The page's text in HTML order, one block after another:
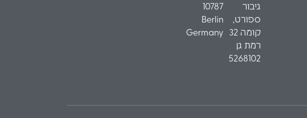
גיבור
ספורט,
קומה 32
רמת גן
5268102
10787
Berlin
Germany